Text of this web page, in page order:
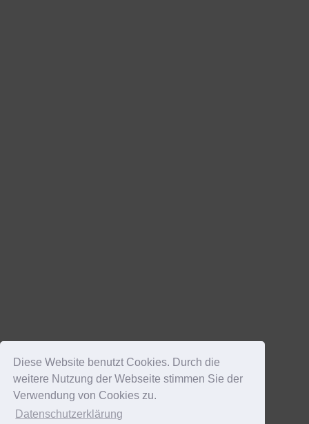
Diese Website benutzt Cookies. Durch die
weitere Nutzung der Webseite stimmen Sie der
Verwendung von Cookies zu.
Datenschutzerklärung